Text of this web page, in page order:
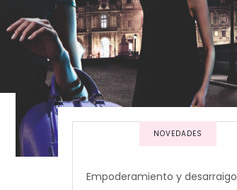
NOVEDADES
Empoderamiento y desarraigo